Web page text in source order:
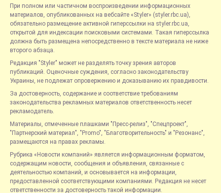
При полном или частичном воспроизведении информационных
материалов, опубликованных на вебсайте «Styler» (styler.rbc.ua),
обязательно размещение активной гиперссылки на styler.rbc.ua,
открытой для индексации поисковыми системами. Такая гиперссылка
должна быть размещена непосредственно в тексте материала не ниже
второго абзаца.
Редакция "Styler" может не разделять точку зрения авторов
публикаций. Оценочные суждения, согласно законодательству
Украины, не подлежат опровержению и доказыванию их правдивости.
За достоверность, содержание и соответствие требованиям
законодательства рекламных материалов ответственность несет
рекламодатель.
Материалы, отмеченные плашками "Пресс-релиз", "Спецпроект",
"Партнерский материал", "Promo", "Благотворительность" и "Резонанс",
размещаются на правах рекламы.
Рубрика «Новости компаний» является информационным форматом,
содержащим новости, сообщения и объявления, связанные с
деятельностью компаний, и основывается на информации,
предоставленной соответствующими компаниями. Редакция не несет
ответственности за достоверность такой информации.